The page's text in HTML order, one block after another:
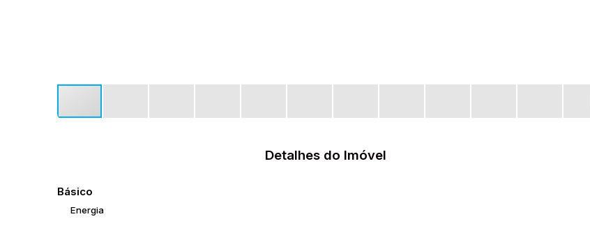
Detalhes do Imóvel
Básico
Energia